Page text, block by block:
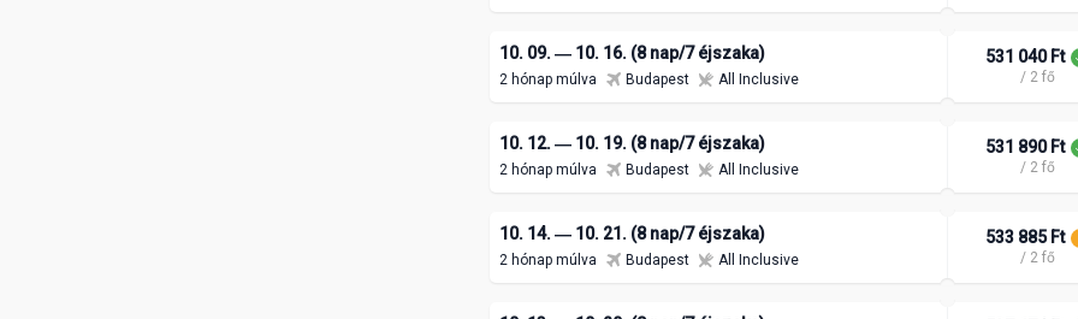
10. 09. ― 10. 16. (8 nap/7 éjszaka)
2 hónap múlva Budapest All Inclusive
531 040 Ft
/ 2 fő
10. 12. ― 10. 19. (8 nap/7 éjszaka)
2 hónap múlva Budapest All Inclusive
531 890 Ft
/ 2 fő
10. 14. ― 10. 21. (8 nap/7 éjszaka)
2 hónap múlva Budapest All Inclusive
533 885 Ft
/ 2 fő